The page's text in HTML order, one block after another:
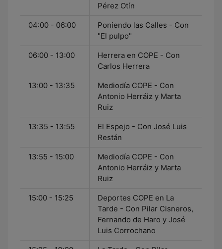
Pérez Otín
04:00 - 06:00
Poniendo las Calles - Con
"El pulpo"
06:00 - 13:00
Herrera en COPE - Con
Carlos Herrera
13:00 - 13:35
Mediodía COPE - Con
Antonio Herráiz y Marta
Ruiz
13:35 - 13:55
El Espejo - Con José Luis
Restán
13:55 - 15:00
Mediodía COPE - Con
Antonio Herráiz y Marta
Ruiz
15:00 - 15:25
Deportes COPE en La
Tarde - Con Pilar Cisneros,
Fernando de Haro y José
Luis Corrochano